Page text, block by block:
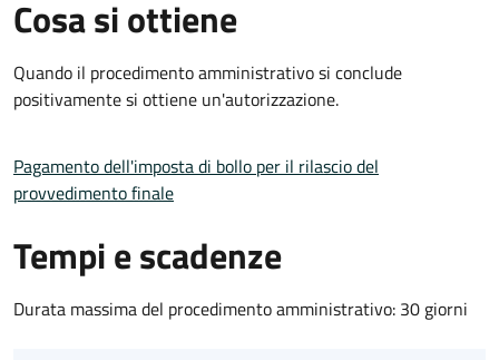
Cosa si ottiene
Quando il procedimento amministrativo si conclude
positivamente si ottiene un'autorizzazione.
Pagamento dell'imposta di bollo per il rilascio del
provvedimento finale
Tempi e scadenze
Durata massima del procedimento amministrativo: 30 giorni